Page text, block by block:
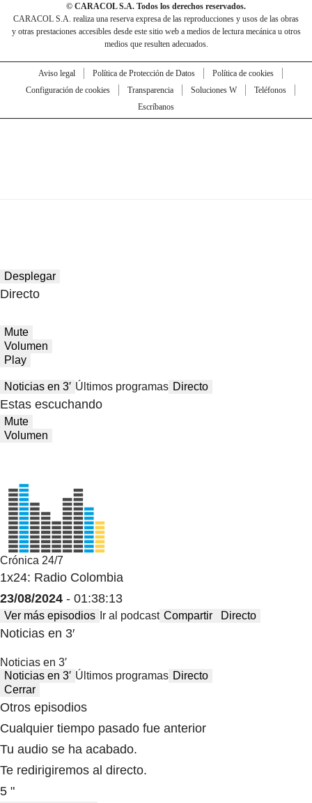
© CARACOL S.A. Todos los derechos reservados.
CARACOL S.A. realiza una reserva expresa de las reproducciones y usos de las obras
y otras prestaciones accesibles desde este sitio web a medios de lectura mecánica u otros
medios que resulten adecuados.
Aviso legal Política de Protección de Datos
Política de cookies
Configuración de cookies
Transparencia Soluciones W
Teléfonos
Escríbanos
Desplegar
Directo
Mute
Volumen
Play
Noticias en 3′ Últimos programas Directo
Estas escuchando
Mute
Volumen
Crónica 24/7
1x24: Radio Colombia
23/08/2024 - 01:38:13
Ver más episodios Ir al podcast Compartir Directo
Noticias en 3′
Noticias en 3′
Noticias en 3′ Últimos programas Directo
Cerrar
Otros episodios
Cualquier tiempo pasado fue anterior
Tu audio se ha acabado.
Te redirigiremos al directo.
5 "